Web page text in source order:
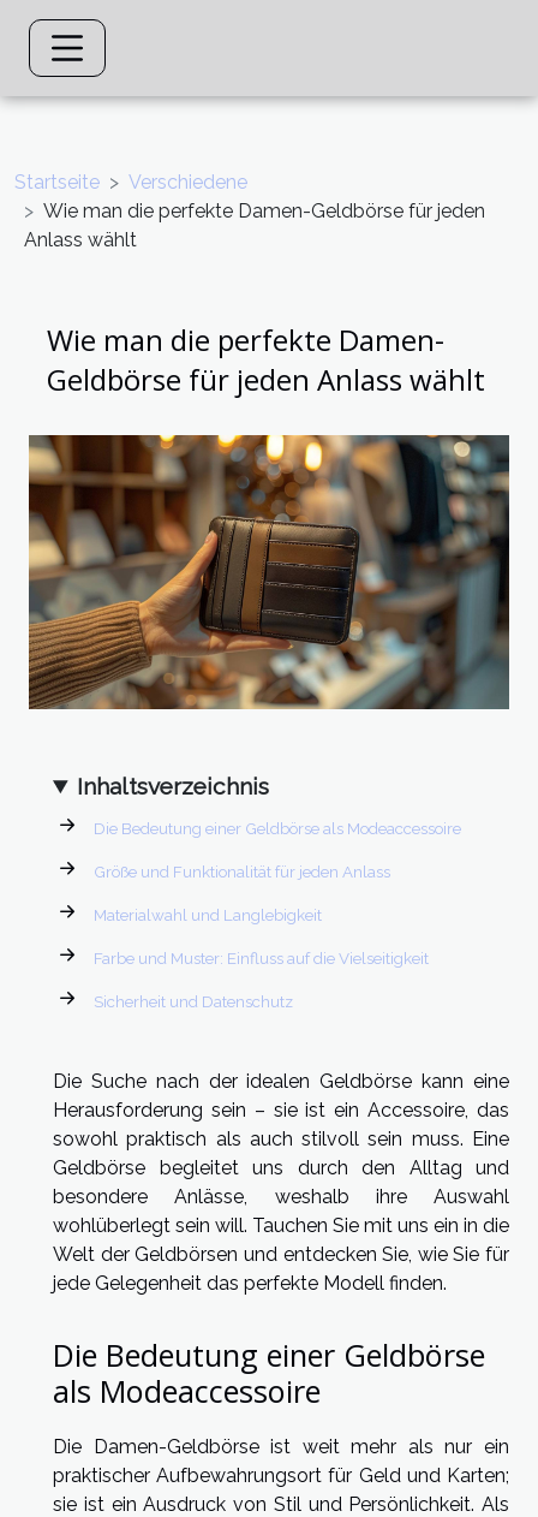
Startseite
Verschiedene
Wie man die perfekte Damen-Geldbörse für jeden
Anlass wählt
Wie man die perfekte Damen-
Geldbörse für jeden Anlass wählt
Inhaltsverzeichnis
Die Bedeutung einer Geldbörse als Modeaccessoire
Größe und Funktionalität für jeden Anlass
Materialwahl und Langlebigkeit
Farbe und Muster: Einfluss auf die Vielseitigkeit
Sicherheit und Datenschutz
Die Suche nach der idealen Geldbörse kann eine
Herausforderung sein – sie ist ein Accessoire, das
sowohl praktisch als auch stilvoll sein muss. Eine
Geldbörse begleitet uns durch den Alltag und
besondere Anlässe, weshalb ihre Auswahl
wohlüberlegt sein will. Tauchen Sie mit uns ein in die
Welt der Geldbörsen und entdecken Sie, wie Sie für
jede Gelegenheit das perfekte Modell finden.
Die Bedeutung einer Geldbörse
als Modeaccessoire
Die Damen-Geldbörse ist weit mehr als nur ein
praktischer Aufbewahrungsort für Geld und Karten;
sie ist ein Ausdruck von Stil und Persönlichkeit. Als